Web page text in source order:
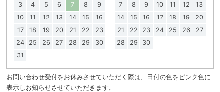
3
4 5 6 7 8
9
10
11 12 13 14 15
16
17
18 19 20 21 22
23
24
25 26 27 28 29
30
31
7
8 9 10 11 12
13
14
15 16 17 18 19
20
21
22 23 24 25 26
27
28
29 30
お問い合わせ受付をお休みさせていただく際は、日付の色をピンク色に
表示しお知らせさせていただきます。